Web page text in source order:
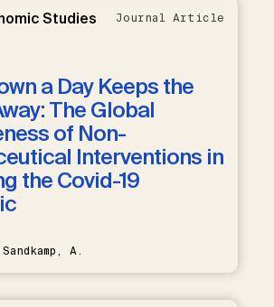
Studies Journal Article
a Day Keeps the
The Global
of Non-
Interventions in
the Covid-19
A.